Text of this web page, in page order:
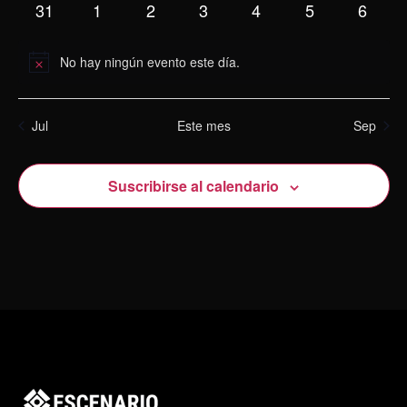
0
31
0
1
0
2
0
3
0
4
0
5
0
6
Aviso No hay ningún evento este día.
Jul Este mes Sep
Suscribirse al calendario